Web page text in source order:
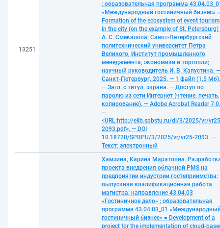
13251
; образовательная программа
«Международный гостиничный бизнес» =
Formation of the ecosystem of event tourism
in the city (on the example of St.
А. С. Смекалова; Санкт-Петербургский
политехнический университет Петра
Великого, Институт промышленного
менеджмента, экономики и торговли;
научный руководитель И. В. Капустина. —
Санкт-Петербург, 2025. — 1 файл (1,5 Мб).
— Загл. с титул. экрана. — Доступ по
паролю из сети Интернет (чтение, печать,
копирование). — Adobe Acrobat Reader 7.0.
—
<URL:http://elib.spbstu.ru/dl/3/2025/vr/
2093.pdf>. — DOI
10.18720/SPBPU/3/2025/vr/vr25-2093. —
Текст: электронный
Хамзина, Карина Маратовна.
проекта внедрения облачной PMS на
предприятии индустрии гостеприимства:
выпускная квалификационная работа
магистра: направление 43.04.03
«Гостиничное дело» ; образовательная
программа 43.04.03_01
гостиничный бизнес» = Development of a
project for the implementation of cloud-